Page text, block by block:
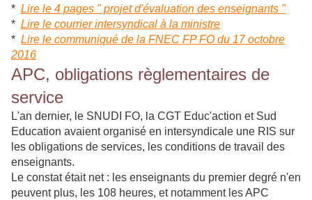
* Lire le 4 pages " projet d'évaluation des enseignants "
* Lire le courrier intersyndical à la ministre
* Lire le communiqué de la FNEC FP FO du 17 octobre
2016
APC, obligations règlementaires de
service
L'an dernier, le SNUDI FO, la CGT Educ'action et Sud
Education avaient organisé en intersyndicale une RIS sur
les obligations de services, les conditions de travail des
enseignants.
Le constat était net : les enseignants du premier degré n'en
peuvent plus, les 108 heures, et notamment les APC